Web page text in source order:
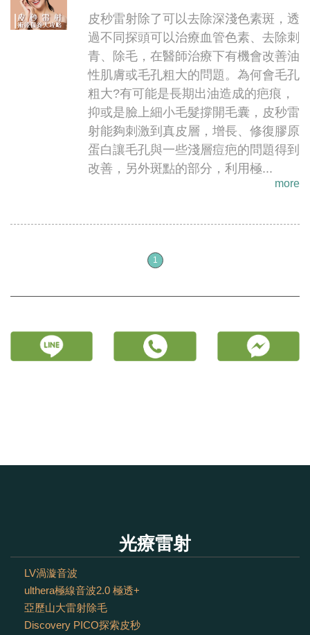
皮秒雷射除了可以去除深淺色素斑，透
過不同探頭可以治療血管色素、去除刺
青、除毛，在醫師治療下有機會改善油
性肌膚或毛孔粗大的問題。為何會毛孔
粗大?有可能是長期出油造成的疤痕，
抑或是臉上細小毛髮撐開毛囊，皮秒雷
射能夠刺激到真皮層，增長、修復膠原
蛋白讓毛孔與一些淺層痘疤的問題得到
改善，另外斑點的部分，利用極...
more
1
光療雷射
LV渦漩音波
ulthera極線音波2.0 極透+
亞歷山大雷射除毛
Discovery PICO探索皮秒